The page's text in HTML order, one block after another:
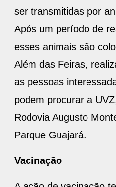
ser transmitidas por
Após um período de
esses animais são
Além das Feiras,
as pessoas
podem procurar a
Rodovia Augusto
Parque Guajará.
Vacinação